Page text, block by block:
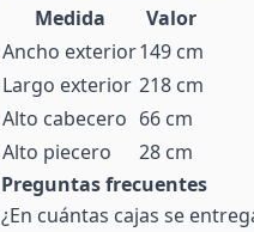
Medida
Valor
Ancho exterior149 cm
Largo exterior 218 cm
Alto cabecero 66 cm
Alto piecero
28 cm
Preguntas frecuentes
¿En cuántas cajas se